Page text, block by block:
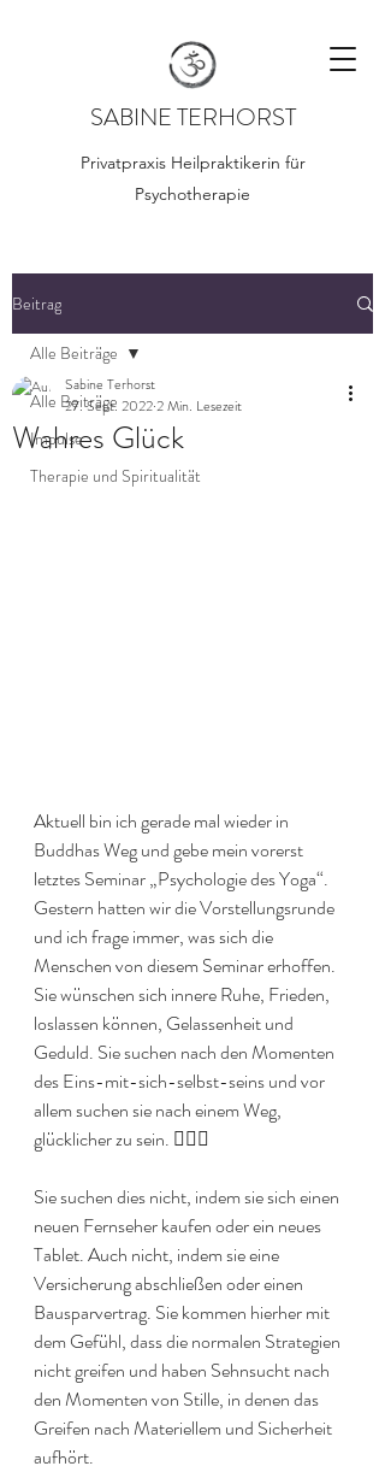
SABINE TERHORST
Privatpraxis Heilpraktikerin für
Psychotherapie
Beitrag
Alle Beiträge
Impulse
Therapie und Spiritualität
Alle Beiträge
Wahres Glück
Sabine Terhorst
27. Sept. 20222 Min. Lesezeit
Aktuell bin ich gerade mal wieder in
Buddhas Weg und gebe mein vorerst
letztes Seminar „Psychologie des Yoga“.
Gestern hatten wir die Vorstellungsrunde
und ich frage immer, was sich die
Menschen von diesem Seminar erhoffen.
Sie wünschen sich innere Ruhe, Frieden,
loslassen können, Gelassenheit und
Geduld. Sie suchen nach den Momenten
des Eins-mit-sich-selbst-seins und vor
allem suchen sie nach einem Weg,
glücklicher zu sein. 🧘🏻‍♀️
Sie suchen dies nicht, indem sie sich einen
neuen Fernseher kaufen oder ein neues
Tablet. Auch nicht, indem sie eine
Versicherung abschließen oder einen
Bausparvertrag. Sie kommen hierher mit
dem Gefühl, dass die normalen Strategien
nicht greifen und haben Sehnsucht nach
den Momenten von Stille, in denen das
Greifen nach Materiellem und Sicherheit
aufhört.